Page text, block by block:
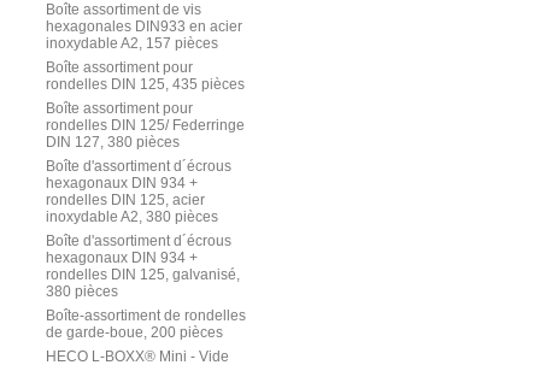
Boîte assortiment de vis
hexagonales DIN933 en acier
inoxydable A2, 157 pièces
Boîte assortiment pour
rondelles DIN 125, 435 pièces
Boîte assortiment pour
rondelles DIN 125/ Federringe
DIN 127, 380 pièces
Boîte d'assortiment d´écrous
hexagonaux DIN 934 +
rondelles DIN 125, acier
inoxydable A2, 380 pièces
Boîte d'assortiment d´écrous
hexagonaux DIN 934 +
rondelles DIN 125, galvanisé,
380 pièces
Boîte-assortiment de rondelles
de garde-boue, 200 pièces
HECO L-BOXX® Mini - Vide